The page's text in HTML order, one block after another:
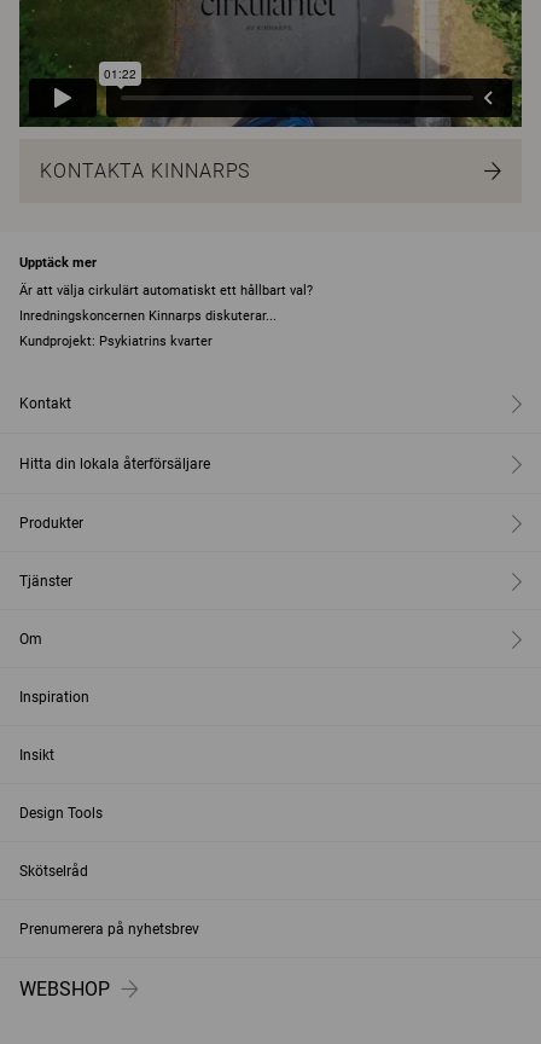
KONTAKTA KINNARPS
Upptäck mer
Är att välja cirkulärt automatiskt ett hållbart val?
Inredningskoncernen Kinnarps diskuterar...
Kundprojekt: Psykiatrins kvarter
Kontakt
Hitta din lokala återförsäljare
Produkter
Tjänster
Om
Inspiration
Insikt
Design Tools
Skötselråd
Prenumerera på nyhetsbrev
WEBSHOP